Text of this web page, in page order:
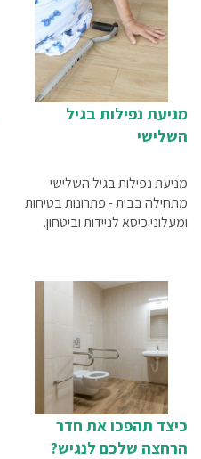
מניעת נפילות בגיל
השלישי
מניעת נפילות בגיל השלישי
מתחילה בבית - פתרונות בטיחות
ומעלוני כיסא לניידות וביטחון.
כיצד תהפכו את חדר
הרחצה שלכם לנגיש?